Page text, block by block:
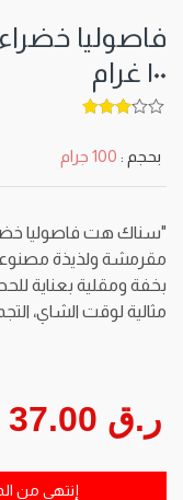
فاصوليا
١٠٠ غرام
بحجم : 100 جرام
مقرمشة ولذيذة مصنوعة
بخفة ومقلية بعناية
مثالية لوقت الشاي،
ر.ق 37.00
إنتهى من